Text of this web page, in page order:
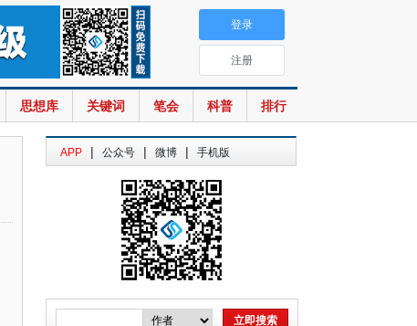
思想库 关键词 笔会 科普 排行
登录
注册
APP | 公众号 | 微博 | 手机版